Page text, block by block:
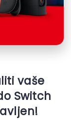
vaše
Switch